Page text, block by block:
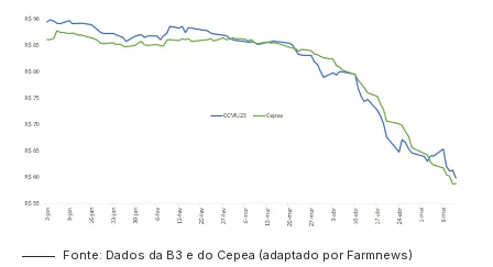
Fonte: Dados da B3 e do Cepea (adaptado por Farmnews)